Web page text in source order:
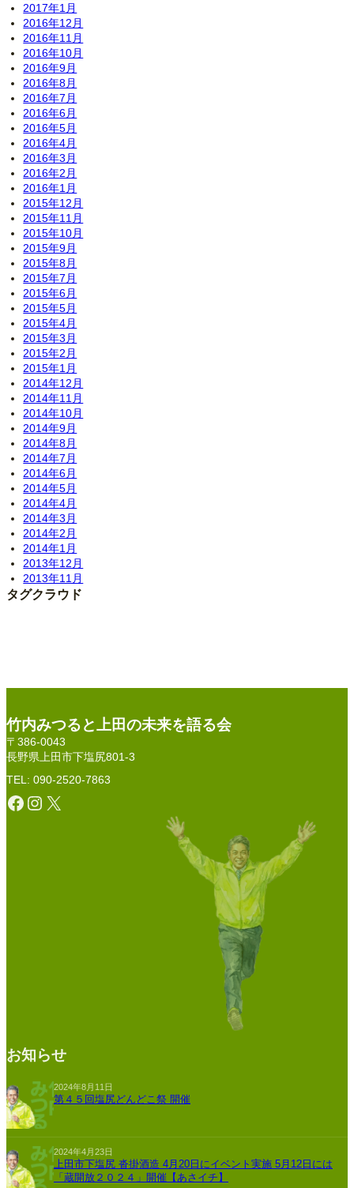
2017年1月
2016年12月
2016年11月
2016年10月
2016年9月
2016年8月
2016年7月
2016年6月
2016年5月
2016年4月
2016年3月
2016年2月
2016年1月
2015年12月
2015年11月
2015年10月
2015年9月
2015年8月
2015年7月
2015年6月
2015年5月
2015年4月
2015年3月
2015年2月
2015年1月
2014年12月
2014年11月
2014年10月
2014年9月
2014年8月
2014年7月
2014年6月
2014年5月
2014年4月
2014年3月
2014年2月
2014年1月
2013年12月
2013年11月
タグクラウド
竹内みつると上田の未来を語る会
〒386-0043
長野県上田市下塩尻801-3
TEL: 090-2520-7863
Facebook Instagram X
お知らせ
2024年8月11日
第４５回塩尻どんどこ祭 開催
2024年4月23日
上田市下塩尻 沓掛酒造 4月20日にイベント実施 5月12日には
「蔵開放２０２４」開催【あさイチ】